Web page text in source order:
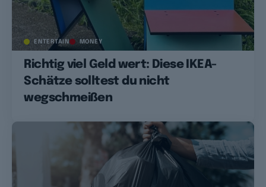
ENTERTAIN MONEY
Richtig viel Geld wert: Diese IKEA-
Schätze solltest du nicht
wegschmeißen